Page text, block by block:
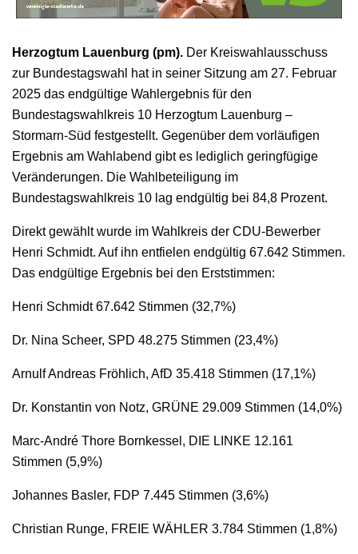
Herzogtum Lauenburg (pm). Der Kreiswahlausschuss
zur Bundestagswahl hat in seiner Sitzung am 27. Februar
2025 das endgültige Wahlergebnis für den
Bundestagswahlkreis 10 Herzogtum Lauenburg –
Stormarn-Süd festgestellt. Gegenüber dem vorläufigen
Ergebnis am Wahlabend gibt es lediglich geringfügige
Veränderungen. Die Wahlbeteiligung im
Bundestagswahlkreis 10 lag endgültig bei 84,8 Prozent.
Direkt gewählt wurde im Wahlkreis der CDU-Bewerber
Henri Schmidt. Auf ihn entfielen endgültig 67.642 Stimmen.
Das endgültige Ergebnis bei den Erststimmen:
Henri Schmidt 67.642 Stimmen (32,7%)
Dr. Nina Scheer, SPD 48.275 Stimmen (23,4%)
Arnulf Andreas Fröhlich, AfD 35.418 Stimmen (17,1%)
Dr. Konstantin von Notz, GRÜNE 29.009 Stimmen (14,0%)
Marc-André Thore Bornkessel, DIE LINKE 12.161
Stimmen (5,9%)
Johannes Basler, FDP 7.445 Stimmen (3,6%)
Christian Runge, FREIE WÄHLER 3.784 Stimmen (1,8%)